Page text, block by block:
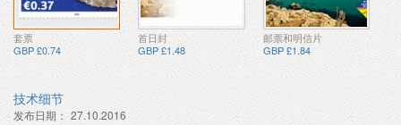
套票
GBP £0.74
首日封
GBP £1.48
邮票和明信片
GBP £1.84
技术细节
发布日期： 27.10.2016